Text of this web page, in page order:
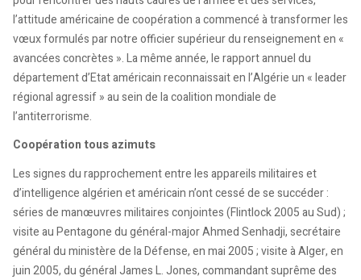
l’attitude américaine de coopération a commencé à transformer les
vœux formulés par notre officier supérieur du renseignement en «
avancées concrètes ». La même année, le rapport annuel du
département d’Etat américain reconnaissait en l’Algérie un « leader
régional agressif » au sein de la coalition mondiale de
l’antiterrorisme.
Coopération tous azimuts
Les signes du rapprochement entre les appareils militaires et
d’intelligence algérien et américain n’ont cessé de se succéder :
séries de manœuvres militaires conjointes (Flintlock 2005 au Sud) ;
visite au Pentagone du général-major Ahmed Senhadji, secrétaire
général du ministère de la Défense, en mai 2005 ; visite à Alger, en
juin 2005, du général James L. Jones, commandant suprême des